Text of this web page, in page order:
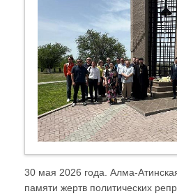
30 мая 2026 года. Алма-
памяти жертв политических